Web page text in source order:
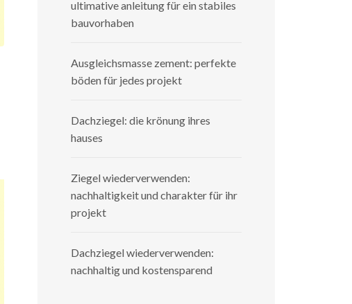
ultimative anleitung für ein stabiles
bauvorhaben
Ausgleichsmasse zement: perfekte
böden für jedes projekt
Dachziegel: die krönung ihres
hauses
Ziegel wiederverwenden:
nachhaltigkeit und charakter für ihr
projekt
Dachziegel wiederverwenden:
nachhaltig und kostensparend